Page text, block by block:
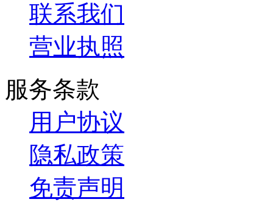
联系我们
营业执照
服务条款
用户协议
隐私政策
免责声明